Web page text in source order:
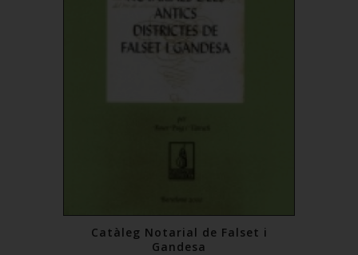
Catàleg Notarial de Falset i
Gandesa